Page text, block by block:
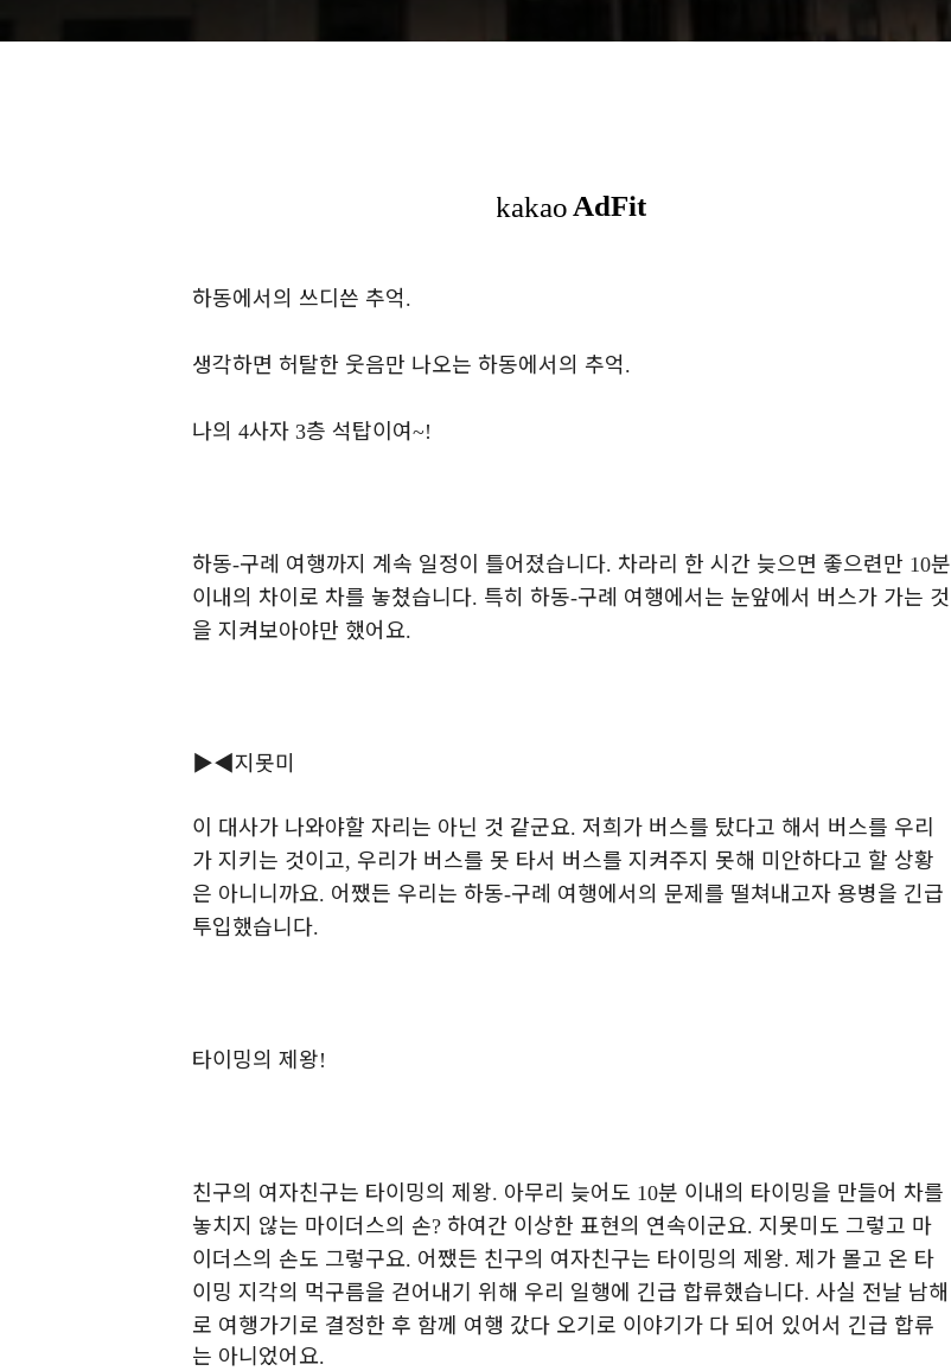
하동에서의 쓰디쓴 추억 .
생각하면 허탈한 웃음만 나오는 하동에서의 추억 .
나의 4사자 3층 석탑이여~!
하동-구례 여행까지 계속 일정이 틀어졌습니다. 차라리 한 시간 늦으면 좋으련만 10분
이내의 차이로 차를 놓쳤습니다. 특히 하동-구례 여행에서는 눈앞에서 버스가 가는 것
을 지켜보아야만 했어요.
▶◀지못미
이 대사가 나와야할 자리는 아닌 것 같군요. 저희가 버스를 탔다고 해서 버스를 우리
가 지키는 것이고, 우리가 버스를 못 타서 버스를 지켜주지 못해 미안하다고 할 상황
은 아니니까요. 어쨌든 우리는 하동-구례 여행에서의 문제를 떨쳐내고자 용병을 긴급
투입했습니다.
타이밍의 제왕!
친구의 여자친구는 타이밍의 제왕. 아무리 늦어도 10분 이내의 타이밍을 만들어 차를
놓치지 않는 마이더스의 손? 하여간 이상한 표현의 연속이군요. 지못미도 그렇고 마
이더스의 손도 그렇구요. 어쨌든 친구의 여자친구는 타이밍의 제왕. 제가 몰고 온 타
이밍 지각의 먹구름을 걷어내기 위해 우리 일행에 긴급 합류했습니다. 사실 전날 남해
로 여행가기로 결정한 후 함께 여행 갔다 오기로 이야기가 다 되어 있어서 긴급 합류
는 아니었어요.